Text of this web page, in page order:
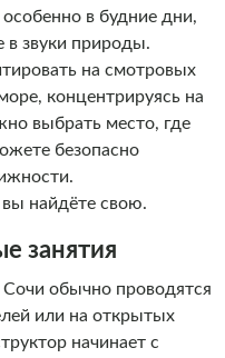
в будние дни,
в звуки природы.
на смотровых
концентрируясь на
выбрать место, где
безопасно
найдёте свою.
занятия
обычно проводятся
или на открытых
начинает с